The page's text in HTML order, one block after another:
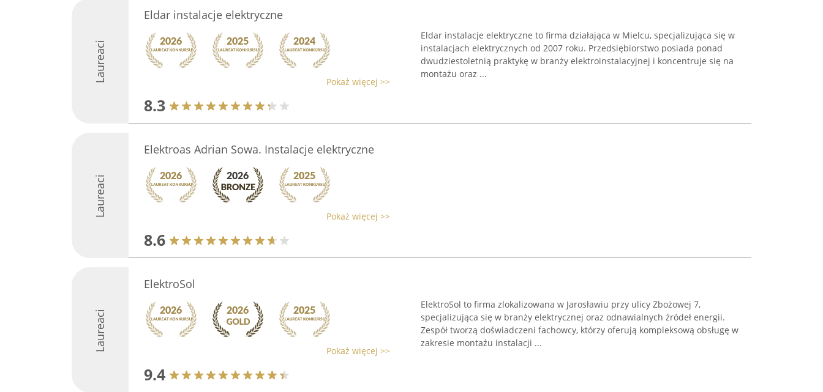
Laureaci
Eldar instalacje elektryczne
Pokaż więcej >>
8.3
Eldar instalacje elektryczne to firma działająca w Mielcu, specjalizująca się w
instalacjach elektrycznych od 2007 roku. Przedsiębiorstwo posiada ponad
dwudziestoletnią praktykę w branży elektroinstalacyjnej i koncentruje się na
montażu oraz ...
Laureaci
Elektroas Adrian Sowa. Instalacje elektryczne
Pokaż więcej >>
8.6
Laureaci
ElektroSol
Pokaż więcej >>
9.4
ElektroSol to firma zlokalizowana w Jarosławiu przy ulicy Zbożowej 7,
specjalizująca się w branży elektrycznej oraz odnawialnych źródeł energii.
Zespół tworzą doświadczeni fachowcy, którzy oferują kompleksową obsługę w
zakresie montażu instalacji ...